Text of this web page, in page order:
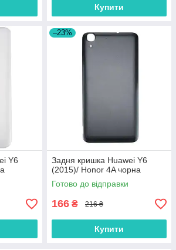
Купити
Y6
–23%
Задня кришка Huawei Y6
(2015)/ Honor 4A чорна
Готово до відправки
166 ₴ 216 ₴
Купити